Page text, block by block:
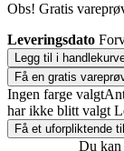
Obs! Gratis
Leveringsdato
Legg til i
Få en gratis
Ingen farge valgt
har ikke blitt valgt
Få et uforpliktende
Du kan